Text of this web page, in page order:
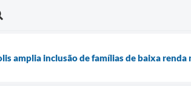
amplia inclusão de famílias de baixa